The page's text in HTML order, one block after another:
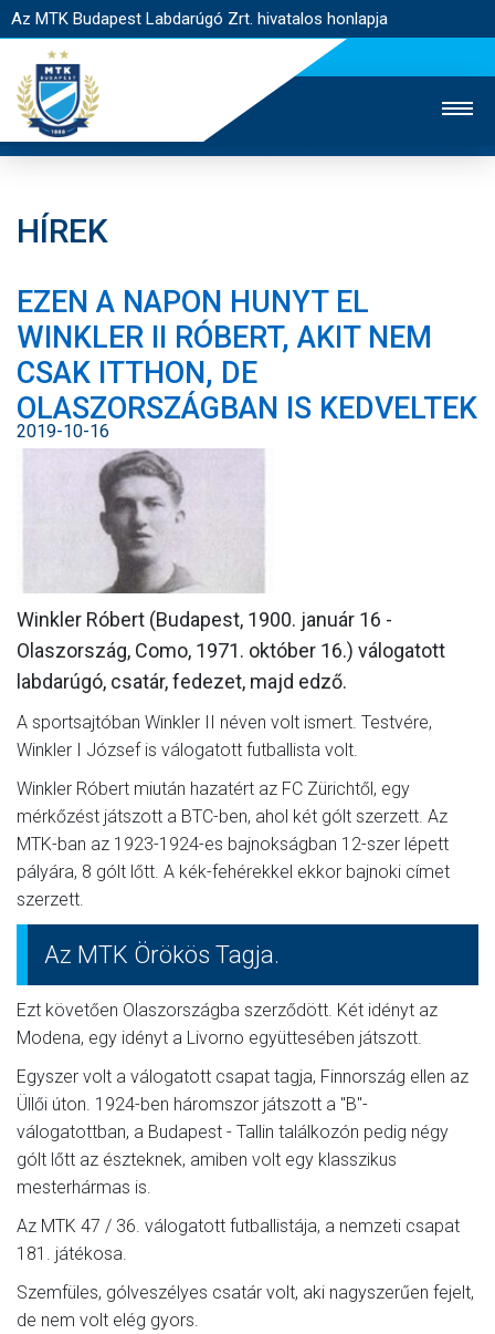
Az MTK Budapest Labdarúgó Zrt. hivatalos honlapja
JEGYÉRTÉKESÍTÉS
WEBSHOP
STADION
EGYESÜLET
KAPCSOLAT
NYITÓLAP
HÍREK
GALÉRIA
SZURKOLÓI ÉLMÉNYEK
HÍREK
EZEN A NAPON HUNYT EL
WINKLER II RÓBERT, AKIT NEM
CSAK ITTHON, DE
OLASZORSZÁGBAN IS KEDVELTEK
2019-10-16
Winkler Róbert (Budapest, 1900. január 16 -
Olaszország, Como, 1971. október 16.) válogatott
labdarúgó, csatár, fedezet, majd edző.
A sportsajtóban Winkler II néven volt ismert. Testvére,
Winkler I József is válogatott futballista volt.
Winkler Róbert miután hazatért az FC Zürichtől, egy
mérkőzést játszott a BTC-ben, ahol két gólt szerzett. Az
MTK-ban az 1923-1924-es bajnokságban 12-szer lépett
pályára, 8 gólt lőtt. A kék-fehérekkel ekkor bajnoki címet
szerzett.
Az MTK Örökös Tagja.
Ezt követően Olaszországba szerződött. Két idényt az
Modena, egy idényt a Livorno együttesében játszott.
Egyszer volt a válogatott csapat tagja, Finnország ellen az
Üllői úton. 1924-ben háromszor játszott a "B"-
válogatottban, a Budapest - Tallin találkozón pedig négy
gólt lőtt az észteknek, amiben volt egy klasszikus
mesterhármas is.
Az MTK 47 / 36. válogatott futballistája, a nemzeti csapat
181. játékosa.
Szemfüles, gólveszélyes csatár volt, aki nagyszerűen fejelt,
de nem volt elég gyors.